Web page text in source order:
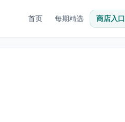
首页 每期精选 商店入口